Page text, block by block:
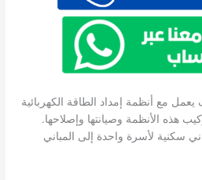
مع أنظمة إمداد الطاقة الكهربائية
هذه الأنظمة وصيانتها وإصلاحها.
سكنية لأسرة واحدة إلى المباني